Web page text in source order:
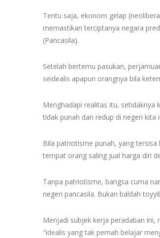
Tentu saja, ekonom gelap
memastikan terciptanya negara
(Pancasila).
Setelah bertemu pasukan,
seidealis apapun orangnya bila
Menghadapi realitas itu,
tidak punah dan redup di negeri kita
Bila patriotisme punah, yang
tempat orang saling jual harga diri
Tanpa patriotisme, bangsa cuma
negeri pancasila. Bukan baldah
Menjadi subjek kerja peradaban ini,
"idealis yang tak pernah belajar